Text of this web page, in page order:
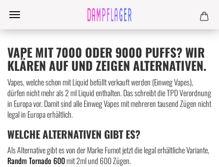
VAPE MIT 7000 ODER 9000 PUFFS? WIR
KLÄREN AUF UND ZEIGEN ALTERNATIVEN.
Vapes, welche schon mit Liquid befüllt verkauft werden (Einweg Vapes),
dürfen nicht mehr als 2 ml Liquid enthalten. Das schreibt die TPD Verordnung
in Europa vor. Damit sind alle Einweg Vapes mit mehreren tausend Zügen nicht
legal in Europa erhältlich.
WELCHE ALTERNATIVEN GIBT ES?
Als Alternative gibt es von der Marke Fumot jetzt die legal erhältliche Variante,
Randm Tornado 600mit 2ml und 600 Zügen.